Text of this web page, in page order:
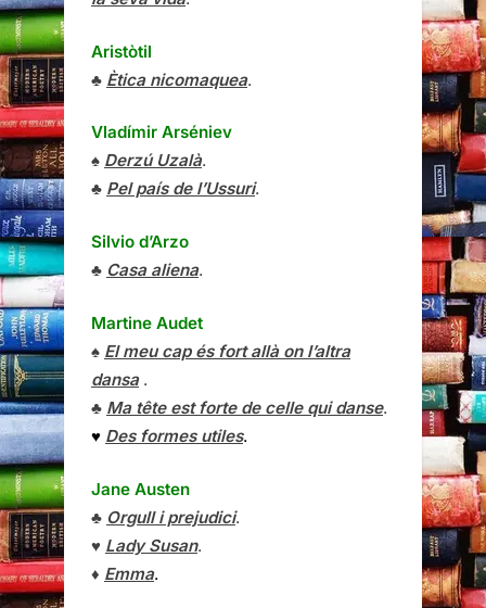
Aristòtil
♣ Ètica nicomaquea.
Vladímir Arséniev
♠ Derzú Uzalà.
♣ Pel país de l’Ussuri.
Silvio d’Arzo
♣ Casa aliena.
Martine Audet
♠ El meu cap és fort allà on l’altra
dansa.
♣ Ma tête est forte de celle qui danse.
♥ Des formes utiles.
Jane Austen
♣ Orgull i prejudici.
♥ Lady Susan.
♦ Emma.